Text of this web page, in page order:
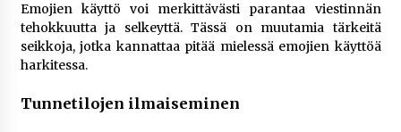
Emojien käyttö voi merkittävästi parantaa viestinnän
tehokkuutta ja selkeyttä. Tässä on muutamia tärkeitä
seikkoja, jotka kannattaa pitää mielessä emojien käyttöä
harkitessa.
Tunnetilojen ilmaiseminen